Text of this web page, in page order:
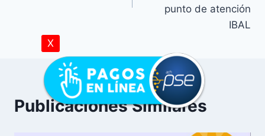
punto de atención
IBAL
Publicaciones Similares
X